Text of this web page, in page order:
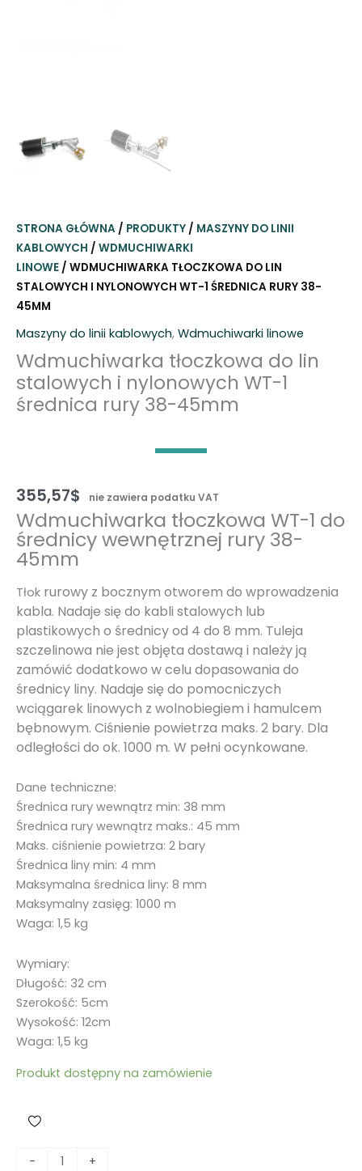
STRONA GŁÓWNA / PRODUKTY / MASZYNY DO LINII
KABLOWYCH / WDMUCHIWARKI
LINOWE / WDMUCHIWARKA TŁOCZKOWA DO LIN
STALOWYCH I NYLONOWYCH WT-1 ŚREDNICA RURY 38-
45MM
Maszyny do linii kablowych, Wdmuchiwarki linowe
Wdmuchiwarka tłoczkowa do lin
stalowych i nylonowych WT-1
średnica rury 38-45mm
355,57$ nie zawiera podatku VAT
Wdmuchiwarka tłoczkowa WT-1 do
średnicy wewnętrznej rury 38-
45mm
Tłok rurowy z bocznym otworem do wprowadzenia
kabla. Nadaje się do kabli stalowych lub
plastikowych o średnicy od 4 do 8 mm. Tuleja
szczelinowa nie jest objęta dostawą i należy ją
zamówić dodatkowo w celu dopasowania do
średnicy liny. Nadaje się do pomocniczych
wciągarek linowych z wolnobiegiem i hamulcem
bębnowym. Ciśnienie powietrza maks. 2 bary. Dla
odległości do ok. 1000 m. W pełni ocynkowane.
Dane techniczne:
Średnica rury wewnątrz min: 38 mm
Średnica rury wewnątrz maks.: 45 mm
Maks. ciśnienie powietrza: 2 bary
Średnica liny min: 4 mm
Maksymalna średnica liny: 8 mm
Maksymalny zasięg: 1000 m
Waga: 1,5 kg
Wymiary:
Długość: 32 cm
Szerokość: 5cm
Wysokość: 12cm
Waga: 1,5 kg
Produkt dostępny na zamówienie
- +